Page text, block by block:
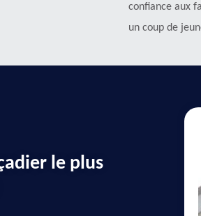
confiance aux
un coup de
le plus